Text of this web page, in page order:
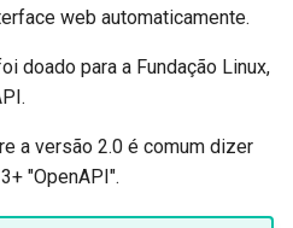
web automaticamente.
doado para a Fundação Linux,
a versão 2.0 é comum dizer
"OpenAPI".